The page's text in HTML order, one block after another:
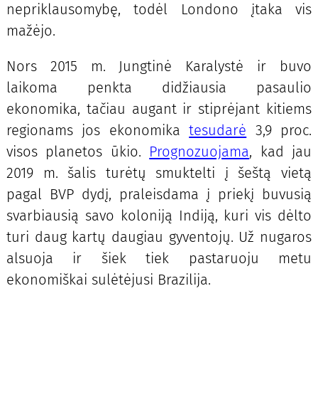
nepriklausomybę, todėl Londono įtaka vis
mažėjo.
Nors 2015 m. Jungtinė Karalystė ir buvo
laikoma penkta didžiausia pasaulio
ekonomika, tačiau augant ir stiprėjant kitiems
regionams jos ekonomikatesudarė 3,9 proc.
visos planetos ūkio. Prognozuojama, kad jau
2019 m. šalis turėtų smuktelti į šeštą vietą
pagal BVP dydį, praleisdama į priekį buvusią
svarbiausią savo koloniją Indiją, kuri vis dėlto
turi daug kartų daugiau gyventojų. Už nugaros
alsuoja ir šiek tiek pastaruoju metu
ekonomiškai sulėtėjusi Brazilija.